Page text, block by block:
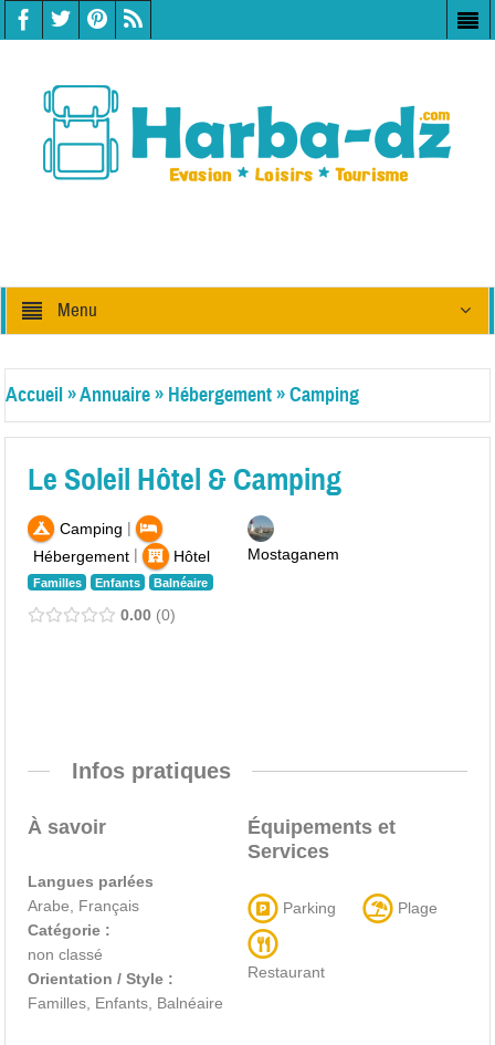
Menu
Accueil»Annuaire» Hébergement»Camping
Le Soleil Hôtel & Camping
Camping |
Hébergement| Hôtel
Familles Enfants Balnéaire
Mostaganem
0.00 0
Infos pratiques
À savoir
Langues parlées
Arabe, Français
Catégorie :
non classé
Orientation / Style :
Familles, Enfants, Balnéaire
Équipements et
Services
Parking Plage
Restaurant